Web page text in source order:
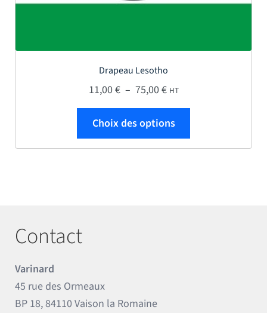
Drapeau Lesotho
11,00€ – 75,00€Plage de prix : 11,00 €
HT
Choix des options
Contact
Varinard
45 rue des Ormeaux
BP 18, 84110 Vaison la Romaine